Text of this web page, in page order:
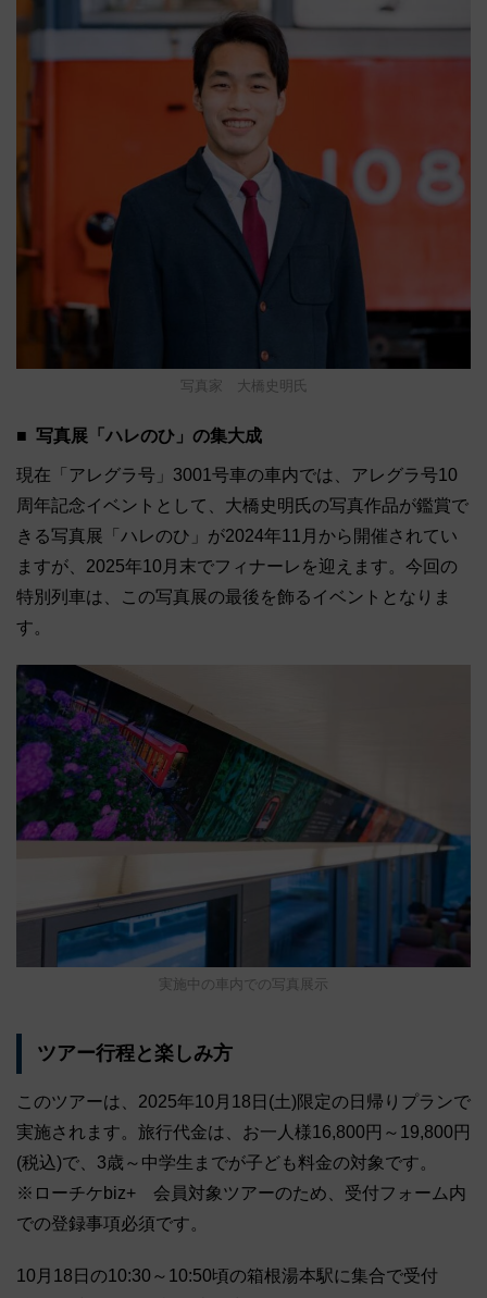
写真家 大橋史明氏
写真展「ハレのひ」の集大成
現在「アレグラ号」3001号車の車内では、アレグラ号10
周年記念イベントとして、大橋史明氏の写真作品が鑑賞で
きる写真展「ハレのひ」が2024年11月から開催されてい
ますが、2025年10月末でフィナーレを迎えます。今回の
特別列車は、この写真展の最後を飾るイベントとなりま
す。
実施中の車内での写真展示
ツアー行程と楽しみ方
このツアーは、2025年10月18日(土)限定の日帰りプランで
実施されます。旅行代金は、お一人様16,800円～19,800円
(税込)で、3歳～中学生までが子ども料金の対象です。
※ローチケbiz+ 会員対象ツアーのため、受付フォーム内
での登録事項必須です。
10月18日の10:30～10:50頃の箱根湯本駅に集合で受付